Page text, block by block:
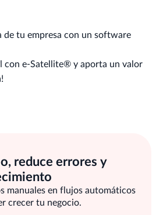
de tu empresa con un software
con e-Satellite® y aporta un valor
reduce errores y
manuales en flujos automáticos
crecer tu negocio.